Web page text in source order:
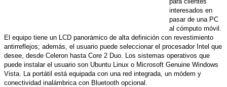
interesados en
pasar de una PC
al cómputo móvil.
El equipo tiene un LCD panorámico de alta definición con revestimiento
antirreflejos; además, el usuario puede seleccionar el procesador Intel que
desee, desde Celeron hasta Core 2 Duo. Los sistemas operativos que
puede instalar el usuario son Ubuntu Linux o Microsoft Genuine Windows
Vista. La portátil está equipada con una red integrada, un módem y
conectividad inalámbrica con Bluetooth opcional.